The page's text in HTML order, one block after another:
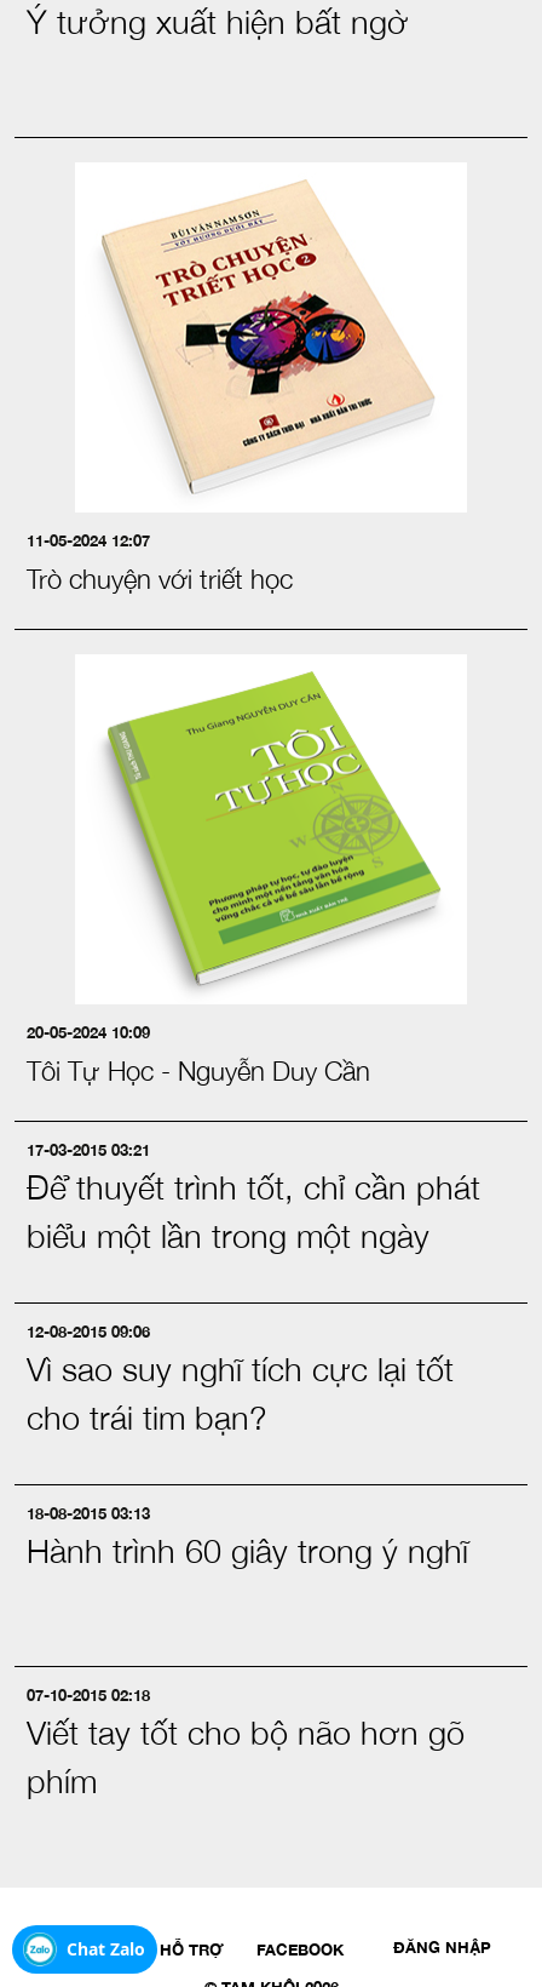
Ý tưởng xuất hiện bất ngờ
11-05-2024 12:07
Trò chuyện với triết học
20-05-2024 10:09
Tôi Tự Học - Nguyễn Duy Cần
17-03-2015 03:21
Để thuyết trình tốt, chỉ cần phát
biểu một lần trong một ngày
12-08-2015 09:06
Vì sao suy nghĩ tích cực lại tốt
cho trái tim bạn?
18-08-2015 03:13
Hành trình 60 giây trong ý nghĩ
07-10-2015 02:18
Viết tay tốt cho bộ não hơn gõ
phím
TÌM KIẾM HỖ TRỢ FACEBOOK ĐĂNG NHẬP
Chat Zalo